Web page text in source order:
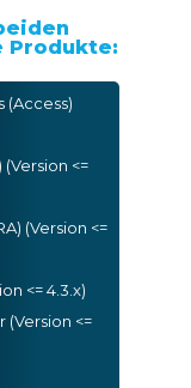
Produkte:
(Access)
<=
(Version <=
<= 4.3.x)
<=